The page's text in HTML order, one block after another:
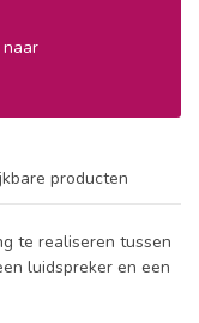
producten
te realiseren tussen
luidspreker en een